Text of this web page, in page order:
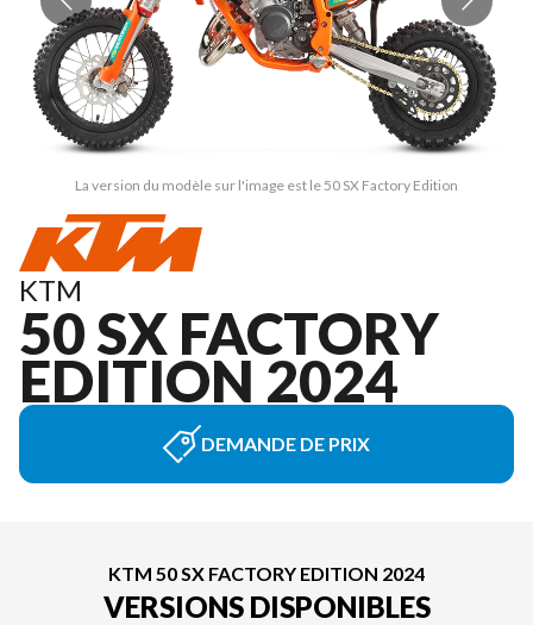
La version du modèle sur l'image est le 50 SX Factory Edition
KTM
50 SX FACTORY
EDITION 2024
DEMANDE DE PRIX
KTM 50 SX FACTORY EDITION 2024
VERSIONS DISPONIBLES